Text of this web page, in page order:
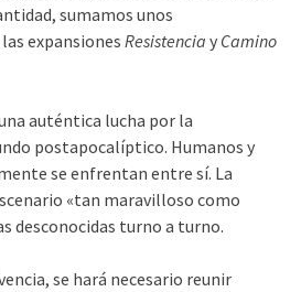
sumamos unos
expansiones Resistencia y Camino
auténtica lucha por la
postapocalíptico. Humanos y
se enfrentan entre sí. La
«tan maravilloso como
desconocidas turno a turno.
se hará necesario reunir